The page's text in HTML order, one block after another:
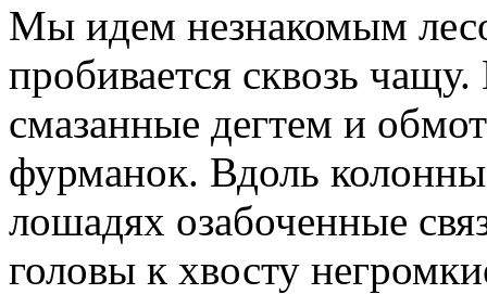
Мы идем незнакомым
пробивается сквозь
смазанные дегтем и
фурманок. Вдоль
лошадях озабоченные
головы к хвосту